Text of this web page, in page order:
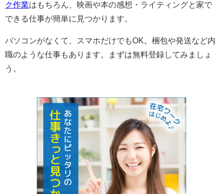
ク作業はもちろん、映画や本の感想・ライティングと家で
できる仕事が簡単に見つかります。
パソコンがなくて、スマホだけでもOK。梱包や発送など内
職のような仕事もあります。まずは無料登録してみましょ
う。